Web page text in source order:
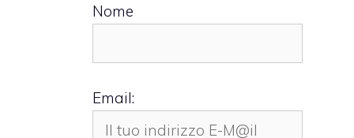
Nome
Email: